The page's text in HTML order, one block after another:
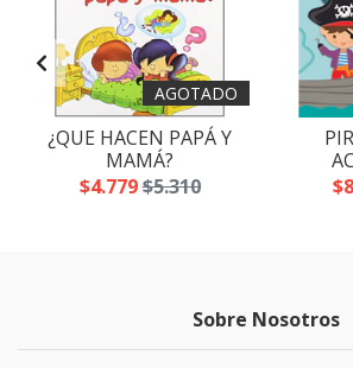
AGOTADO
¿QUE HACEN PAPÁ Y
MAMÁ?
$4.779$5.310
Sobre Nosotros